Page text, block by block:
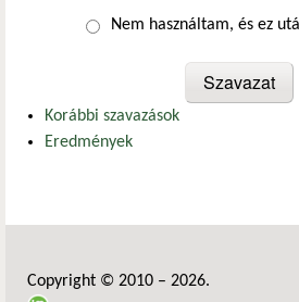
Nem használtam, és ez
Korábbi szavazások
Eredmények
Copyright © 2010 – 2026.